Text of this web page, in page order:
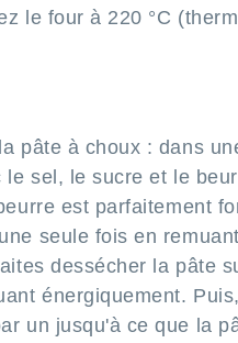
le four à 220 °C
pâte à choux : dans
le sel, le sucre et le
est parfaitement
seule fois en
dessécher la pâte
énergiquement.
un jusqu'à ce que la